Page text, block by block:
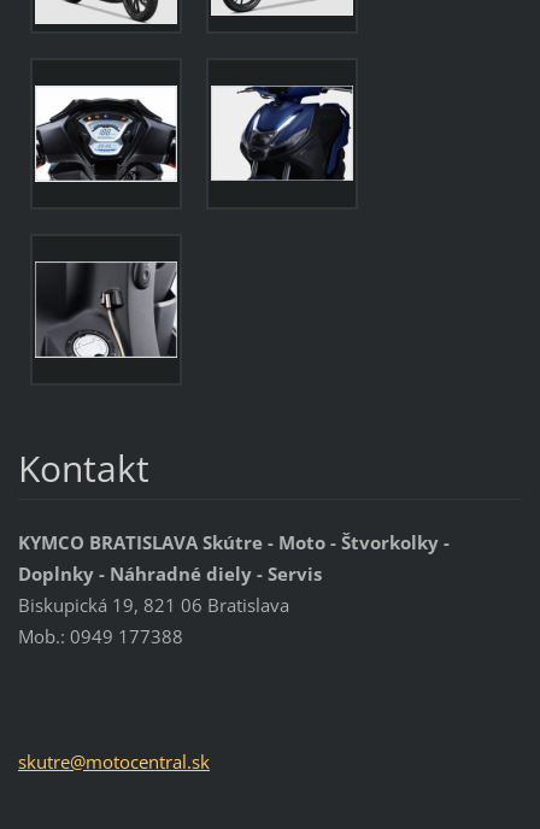
Kontakt
KYMCO BRATISLAVA Skútre - Moto - Štvorkolky -
Doplnky - Náhradné diely - Servis
Biskupická 19, 821 06 Bratislava
Mob.: 0949 177388
skutre@motocentral.sk